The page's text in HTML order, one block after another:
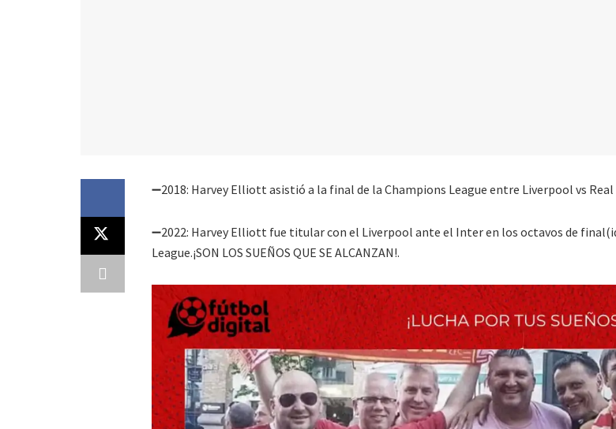
➖2018: Harvey Elliott asistió a la final de la Champions League entre Liverpool vs
➖2022: Harvey Elliott fue titular con el Liverpool ante el Inter en los octavos de
League.¡SON LOS SUEÑOS QUE SE ALCANZAN!.